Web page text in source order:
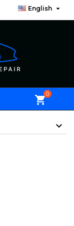
English 
shopping_cart0